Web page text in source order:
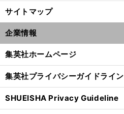
サイトマップ
企業情報
集英社ホームページ
集英社プライバシーガイドライン
SHUEISHA Privacy Guideline